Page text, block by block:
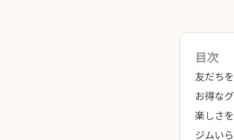
目次
友だち
お得な
楽しさ
ジムい